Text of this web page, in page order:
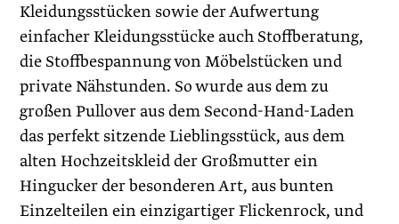
Kleidungsstücken sowie der Aufwertung
einfacher Kleidungsstücke auch Stoffberatung,
die Stoffbespannung von Möbelstücken und
private Nähstunden. So wurde aus dem zu
großen Pullover aus dem Second-Hand-Laden
das perfekt sitzende Lieblingsstück, aus dem
alten Hochzeitskleid der Großmutter ein
Hingucker der besonderen Art, aus bunten
Einzelteilen ein einzigartiger Flickenrock, und